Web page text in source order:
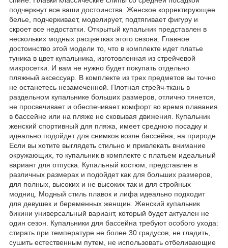
подчеркнут все ваши достоинства. Женское корректирующее
белье, подчеркивает, моделирует, подтягивает фигуру и
скроет все недостатки. Открытый купальник представлен в
нескольких модных расцветках этого сезона. Главное
достоинство этой модели то, что в комплекте идет платье
туника в цвет купальника, изготовленная из стрейчевой
микросетки. И вам не нужно будет покупать отдельно
пляжный аксессуар. В комплекте из трех предметов вы точно
не останетесь незамеченной. Плотная стрейч-ткань в
раздельном купальнике больших размеров, отлично тянется,
не просвечивает и обеспечивает комфорт во время плавания
в бассейне или на пляже не сковывая движения. Купальник
женский спортивный для пляжа, имеет среднюю посадку и
идеально подойдет для снимков возле бассейна, на природе.
Если вы хотите выглядеть стильно и привлекать внимание
окружающих, то купальник в комплекте с платьем идеальный
вариант для отпуска. Купальный костюм, представлен в
различных размерах и подойдет как для больших размеров,
для полных, высоких и не высоких так и для стройных
модниц. Модный стиль плавок и лифа идеально подходит
для девушек и беременных женщин. Женский купальник
бикини универсальный вариант, который будет актуален не
один сезон. Купальники для бассейна требуют особого ухода:
стирать при температуре не более 30 градусов, не гладить,
сушить естественным путем, не использовать отбеливающие